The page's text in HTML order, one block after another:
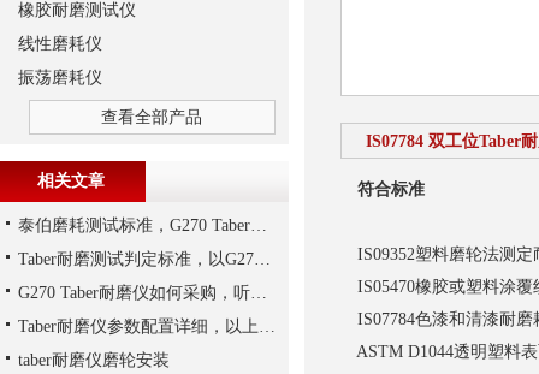
IS07784 双工位Taber
符合标准
IS09352塑料磨轮法测定
IS05470橡胶或塑料涂覆
IS07784色漆和清漆耐磨
ASTM D1044透明塑料
橡胶耐磨测试仪
线性磨耗仪
振荡磨耗仪
查看全部产品
相关文章
泰伯磨耗测试标准，G270 Taber耐磨仪为例说明
Taber耐磨测试判定标准，以G270 Taber耐磨仪为例说明
G270 Taber耐磨仪如何采购，听上海千实说一说
Taber耐磨仪参数配置详细，以上海千实的G270为参考
taber耐磨仪磨轮安装